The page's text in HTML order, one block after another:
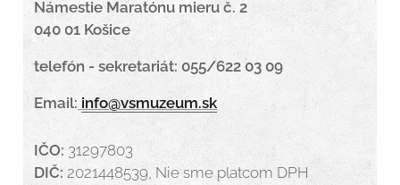
Námestie Maratónu mieru č. 2
040 01 Košice
telefón - sekretariát: 055/622 03 09
Email: info@vsmuzeum.sk
IČO:31297803
DIČ: 2021448539, Nie sme platcom DPH